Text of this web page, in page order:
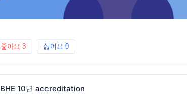
좋아요 3 싫어요 0
10년 accreditation